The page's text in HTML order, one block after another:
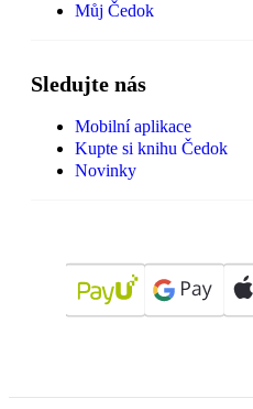
Můj Čedok
Sledujte nás
Mobilní aplikace
Kupte si knihu Čedok
Novinky